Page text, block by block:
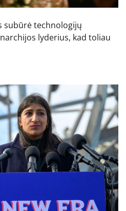
subūrė technologijų
lyderius, kad toliau